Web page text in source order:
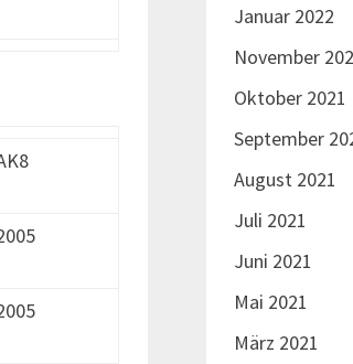
Januar 2022
November
Oktober 2021
September
August 2021
Juli 2021
Juni 2021
Mai 2021
März 2021